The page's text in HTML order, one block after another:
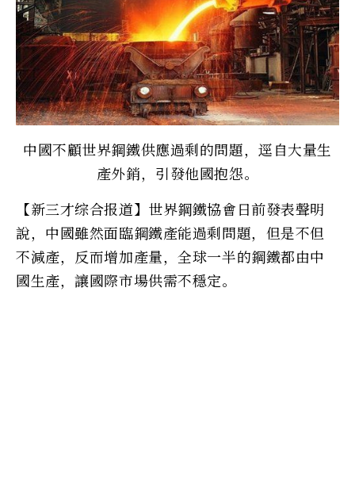
中國不顧世界鋼鐵供應過剩的問題，逕自大量生
產外銷，引發他國抱怨。
【新三才综合报道】世界鋼鐵協會日前發表聲明
說，中國雖然面臨鋼鐵產能過剩問題，但是不但
不減產，反而增加產量，全球一半的鋼鐵都由中
國生產，讓國際市場供需不穩定。